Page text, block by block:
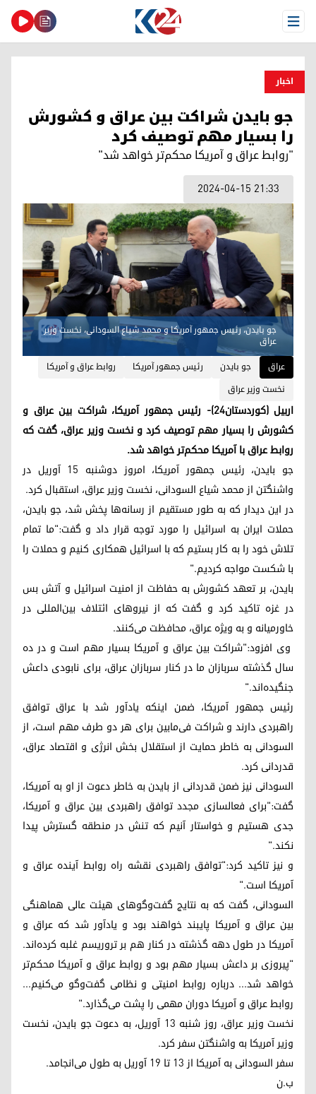
Open Menu
اخبار
جو بایدن شراکت بین عراق و کشورش
را بسیار مهم توصیف کرد
"روابط عراق و آمریکا محکم‌تر خواهد شد"
2024-04-15 21:33
جو بایدن، رئیس جمهور آمریکا و محمد شیاع السودانی، نخست وزیر
عراق
عراق
جو بایدن رئیس جمهور آمریکا
روابط عراق و آمریکا
نخست وزیر عراق
اربیل (کوردستان٢٤)- رئیس جمهور آمریکا، شراکت بین عراق و
کشورش را بسیار مهم توصیف کرد و نخست وزیر عراق، گفت که
روابط عراق با آمریکا محکم‌تر خواهد شد.
جو بایدن، رئیس جمهور آمریکا، امروز دوشنبه ١٥ آوریل در
واشنگتن از محمد شیاع السودانی، نخست وزیر عراق، استقبال کرد.
در این دیدار که به طور مستقیم از رسانه‌ها پخش شد، جو بایدن،
حملات ایران به اسرائیل را مورد توجه قرار داد و گفت:"ما تمام
تلاش خود را به کار بستیم که با اسرائیل همکاری کنیم و حملات را
با شکست مواجه کردیم."
بایدن، بر تعهد کشورش به حفاظت از امنیت اسرائیل و آتش بس
در غزه تاکید کرد و گفت که از نیروهای ائتلاف بین‌المللی در
خاورمیانه و به ویژه عراق، محافظت می‌کنند.
وی افزود:"شراکت بین عراق و آمریکا بسیار مهم است و در ده
سال گذشته سربازان ما در کنار سربازان عراق، برای نابودی داعش
جنگیده‌اند."
رئیس جمهور آمریکا، ضمن اینکه یادآور شد با عراق توافق
راهبردی دارند و شراکت فی‌مابین برای هر دو طرف مهم است، از
السودانی به خاطر حمایت از استقلال بخش انرژی و اقتصاد عراق،
قدردانی کرد.
السودانی نیز ضمن قدردانی از بایدن به خاطر دعوت از او به آمریکا،
گفت:"برای فعالسازی مجدد توافق راهبردی بین عراق و آمریکا،
جدی هستیم و خواستار آنیم که تنش در منطقه گسترش پیدا
نکند."
و نیز تاکید کرد:"توافق راهبردی نقشه راه روابط آینده عراق و
آمریکا است."
السودانی، گفت که به نتایج گفت‌وگوهای هیئت عالی هماهنگی
بین عراق و آمریکا پایبند خواهند بود و یادآور شد که عراق و
آمریکا در طول دهه گذشته در کنار هم بر تروریسم غلبه کرده‌اند.
"پیروزی بر داعش بسیار مهم بود و روابط عراق و آمریکا محکم‌تر
خواهد شد... درباره روابط امنیتی و نظامی گفت‌وگو می‌کنیم...
روابط عراق و آمریکا دوران مهمی را پشت می‌گذارد."
نخست وزیر عراق، روز شنبه ١٣ آوریل، به دعوت جو بایدن، نخست
وزیر آمریکا به واشنگتن سفر کرد.
سفر السودانی به آمریکا از ١٣ تا ١٩ آوریل به طول می‌انجامد.
ب.ن